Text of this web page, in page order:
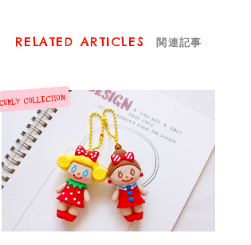
RELATED ARTICLES 関連記事